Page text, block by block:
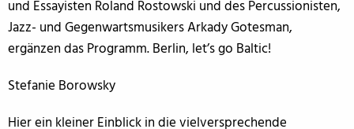
und Essayisten Roland Rostowski und des Percussionisten,
Jazz- und Gegenwartsmusikers Arkady Gotesman,
ergänzen das Programm. Berlin, let’s go Baltic!
Stefanie Borowsky
Hier ein kleiner Einblick in die vielversprechende